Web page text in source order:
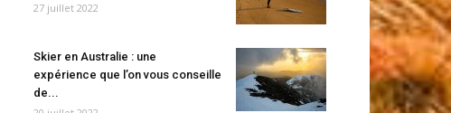
27 juillet 2022
Skier en Australie : une
expérience que l’on vous conseille
de...